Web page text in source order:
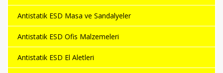
Antistatik ESD Masa ve Sandalyeler
Antistatik ESD Ofis Malzemeleri
Antistatik ESD El Aletleri